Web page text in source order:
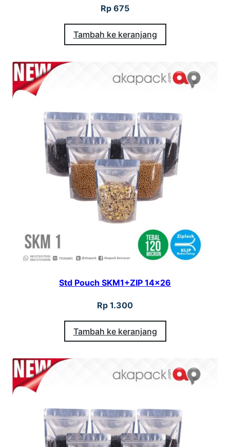
Rp 675
Tambah ke keranjang
Std Pouch SKM1+ZIP 14×26
Rp 1.300
Tambah ke keranjang